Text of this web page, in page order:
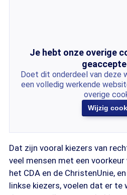
Je hebt onze overige
Doet dit onderdeel van deze
een volledig werkende
overige
Wijzig
Dat zijn vooral kiezers van
veel mensen met een
het CDA en de ChristenUnie,
linkse kiezers, voelen dat er te